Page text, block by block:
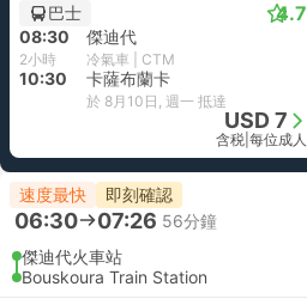
巴士
4.7
08:30 傑迪代
2小時 冷氣車 | CTM
10:30 卡薩布蘭卡
於 8月10日, 週一 抵達
USD 7
含税 每位成人
速度最快 即刻確認
06:30 07:26 56分鐘
傑迪代火車站
Bouskoura Train Station